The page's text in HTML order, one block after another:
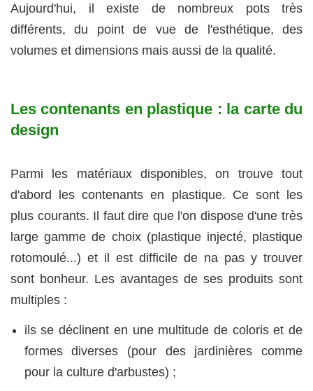
Aujourd'hui, il existe de nombreux pots très
différents, du point de vue de l'esthétique, des
volumes et dimensions mais aussi de la qualité.
Les contenants en plastique : la carte du
design
Parmi les matériaux disponibles, on trouve tout
d'abord les contenants en plastique. Ce sont les
plus courants. Il faut dire que l'on dispose d'une très
large gamme de choix (plastique injecté, plastique
rotomoulé...) et il est difficile de na pas y trouver
sont bonheur. Les avantages de ses produits sont
multiples :
ils se déclinent en une multitude de coloris et de
formes diverses (pour des jardinières comme
pour la culture d'arbustes) ;